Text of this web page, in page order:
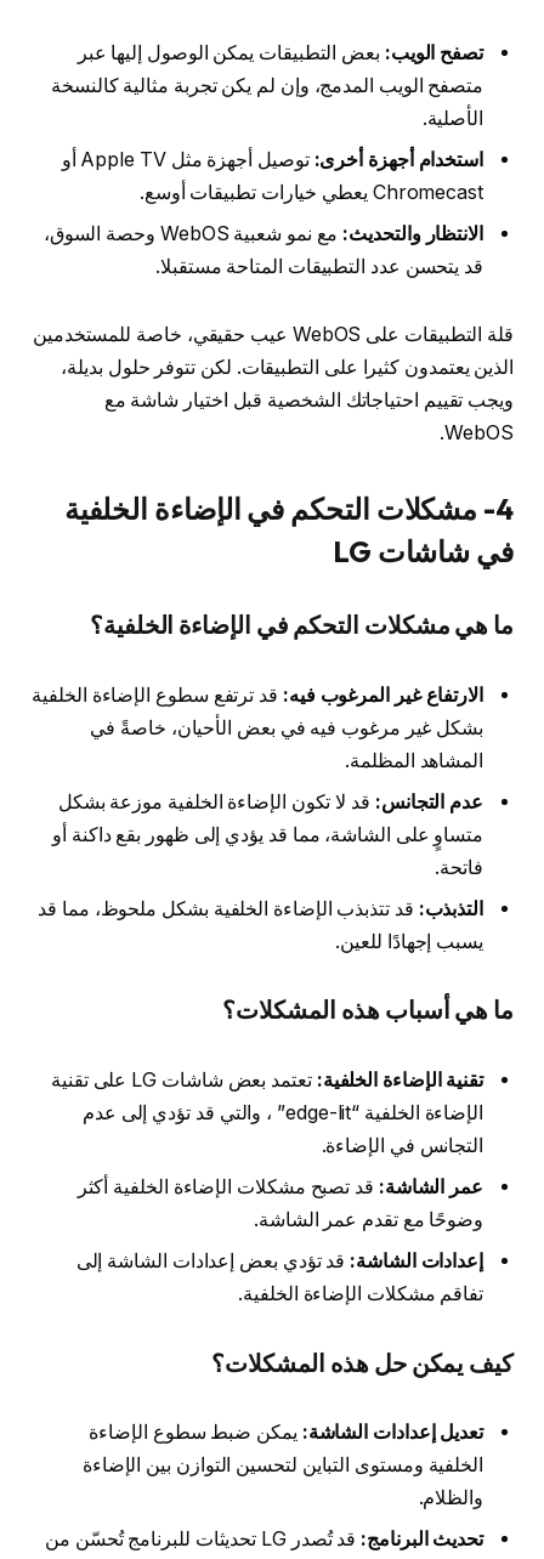
تصفح الويب: بعض التطبيقات يمكن الوصول إليها عبر
متصفح الويب المدمج، وإن لم يكن تجربة مثالية كالنسخة
الأصلية.
استخدام أجهزة أخرى:
توصيل أجهزة مثل Apple TV أو
Chromecast يعطي خيارات تطبيقات أوسع.
الانتظار والتحديث:
مع نمو شعبية WebOS وحصة السوق،
قد يتحسن عدد التطبيقات المتاحة مستقبلا.
قلة التطبيقات على WebOS عيب حقيقي، خاصة للمستخدمين
الذين يعتمدون كثيرا على التطبيقات. لكن تتوفر حلول بديلة،
ويجب تقييم احتياجاتك الشخصية قبل اختيار شاشة مع
WebOS.
4- مشكلات التحكم في الإضاءة الخلفية
في شاشات LG
ما هي مشكلات التحكم في الإضاءة الخلفية؟
الارتفاع غير المرغوب فيه: قد ترتفع سطوع الإضاءة الخلفية
بشكل غير مرغوب فيه في بعض الأحيان، خاصةً في
المشاهد المظلمة.
عدم التجانس: قد لا تكون الإضاءة الخلفية موزعة بشكل
متساوٍ على الشاشة، مما قد يؤدي إلى ظهور بقع داكنة أو
فاتحة.
التذبذب: قد تتذبذب الإضاءة الخلفية بشكل ملحوظ، مما قد
يسبب إجهادًا للعين.
ما هي أسباب هذه المشكلات؟
تقنية الإضاءة الخلفية:
تعتمد بعض شاشات LG على تقنية
الإضاءة الخلفية “edge-lit” ، والتي قد تؤدي إلى عدم
التجانس في الإضاءة.
عمر الشاشة: قد تصبح مشكلات الإضاءة الخلفية أكثر
وضوحًا مع تقدم عمر الشاشة.
إعدادات الشاشة: قد تؤدي بعض إعدادات الشاشة إلى
تفاقم مشكلات الإضاءة الخلفية.
كيف يمكن حل هذه المشكلات؟
تعديل إعدادات الشاشة: يمكن ضبط سطوع الإضاءة
الخلفية ومستوى التباين لتحسين التوازن بين الإضاءة
والظلام.
تحديث البرنامج:
قد تُصدر LG تحديثات للبرنامج تُحسّن من